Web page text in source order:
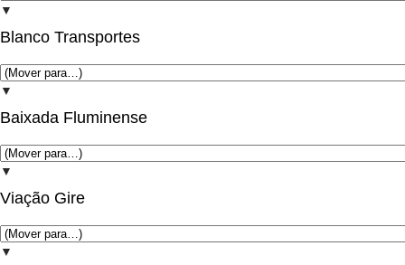
▼
Blanco Transportes
▼
Baixada Fluminense
▼
Viação Gire
▼